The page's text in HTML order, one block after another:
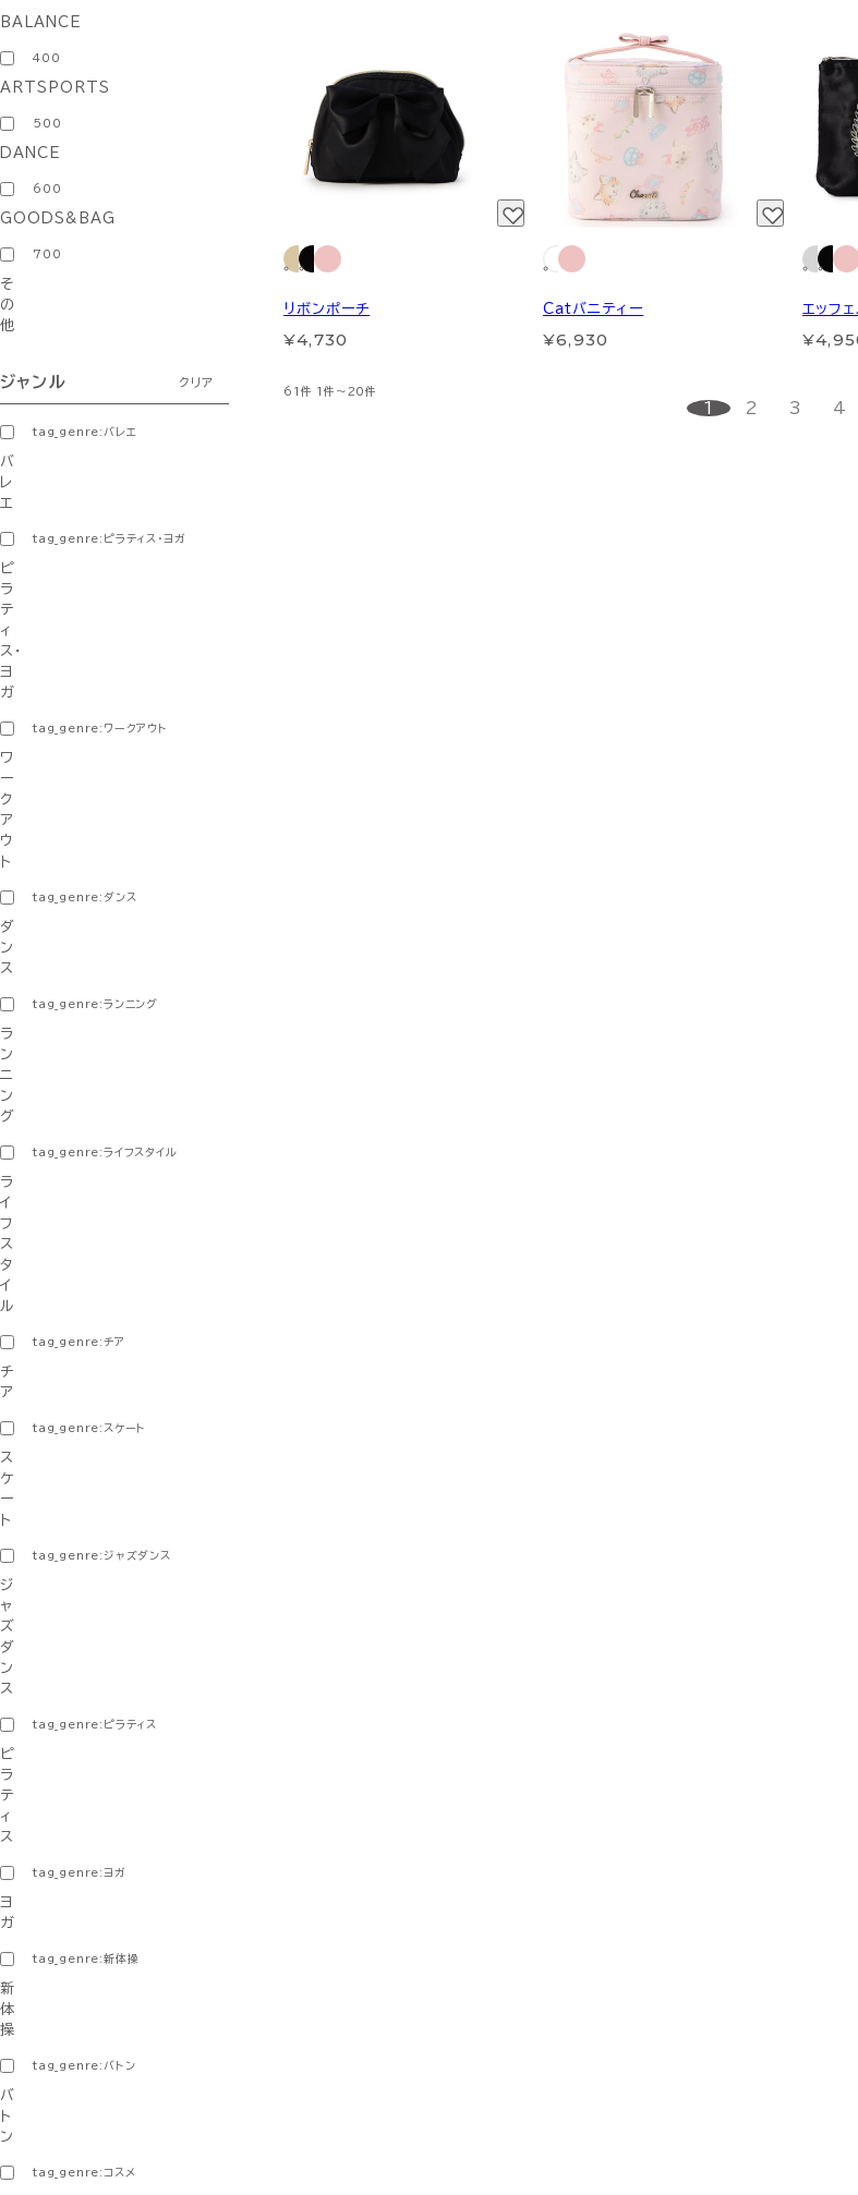
BALANCE
400
ARTSPORTS
500
DANCE
600
GOODS&BAG
700
そ
の
他
ジャンル クリア
tag_genre:バレエ
バ
レ
エ
tag_genre:ピラティス・ヨガ
ピ
ラ
テ
ィ
ス・
ヨ
ガ
tag_genre:ワークアウト
ワ
ー
ク
ア
ウ
ト
tag_genre:ダンス
ダ
ン
ス
tag_genre:ランニング
ラ
ン
ニ
ン
グ
tag_genre:ライフスタイル
ラ
イ
フ
ス
タ
イ
ル
tag_genre:チア
チ
ア
tag_genre:スケート
ス
ケ
ー
ト
tag_genre:ジャズダンス
ジ
ャ
ズ
ダ
ン
ス
tag_genre:ピラティス
ピ
ラ
テ
ィ
ス
tag_genre:ヨガ
ヨ
ガ
tag_genre:新体操
新
体
操
tag_genre:バトン
バ
ト
ン
tag_genre:コスメ
リボンポーチ
¥4,730
Catバニティー
¥6,930
エッフ
61件 1件～20件
1 2 3 4